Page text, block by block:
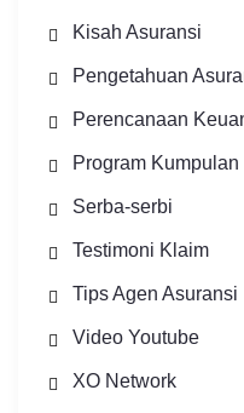
Kisah Asuransi
Pengetahuan
Perencanaan
Program Kumpulan
Serba-serbi
Testimoni Klaim
Tips Agen Asuransi
Video Youtube
XO Network